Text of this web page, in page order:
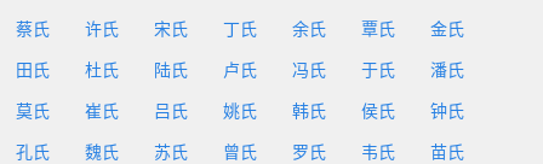
蔡氏 许氏 宋氏 丁氏 余氏 覃氏 金氏
田氏 杜氏 陆氏 卢氏 冯氏 于氏 潘氏
莫氏 崔氏 吕氏 姚氏 韩氏 侯氏 钟氏
孔氏 魏氏 苏氏 曾氏 罗氏 韦氏 苗氏